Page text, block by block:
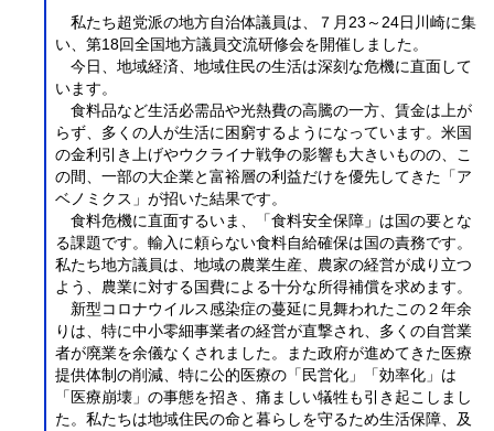
私たち超党派の地方自治体議員は、７月23～24日川崎に集
い、第18回全国地方議員交流研修会を開催しました。
今日、地域経済、地域住民の生活は深刻な危機に直面して
います。
食料品など生活必需品や光熱費の高騰の一方、賃金は上が
らず、多くの人が生活に困窮するようになっています。米国
の金利引き上げやウクライナ戦争の影響も大きいものの、こ
の間、一部の大企業と富裕層の利益だけを優先してきた「ア
ベノミクス」が招いた結果です。
食料危機に直面するいま、「食料安全保障」は国の要とな
る課題です。輸入に頼らない食料自給確保は国の責務です。
私たち地方議員は、地域の農業生産、農家の経営が成り立つ
よう、農業に対する国費による十分な所得補償を求めます。
新型コロナウイルス感染症の蔓延に見舞われたこの２年余
りは、特に中小零細事業者の経営が直撃され、多くの自営業
者が廃業を余儀なくされました。また政府が進めてきた医療
提供体制の削減、特に公的医療の「民営化」「効率化」は
「医療崩壊」の事態を招き、痛ましい犠牲も引き起こしまし
た。私たちは地域住民の命と暮らしを守るため生活保障、及